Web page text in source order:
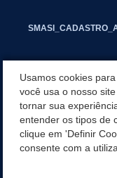
INFORMATIVO PIT
SEGUNDA VIA IPTU
Usamos cookies
você usa o nosso
tornar sua
entender os tipos de
clique em 'Definir
consente com a